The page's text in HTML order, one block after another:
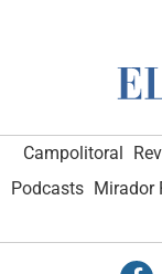
Campolitoral
Podcasts Mirador